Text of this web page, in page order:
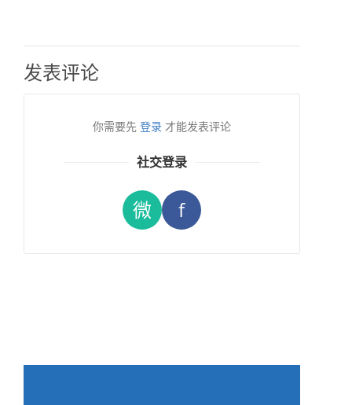
发表评论
你需要先 登录 才能发表评论
社交登录
微 f